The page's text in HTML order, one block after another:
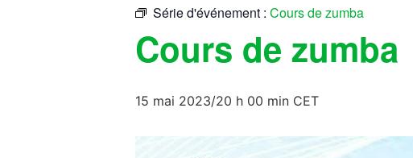
Série d'événement : Cours de zumba
Cours de zumba
15 mai 2023/20 h 00 min CET